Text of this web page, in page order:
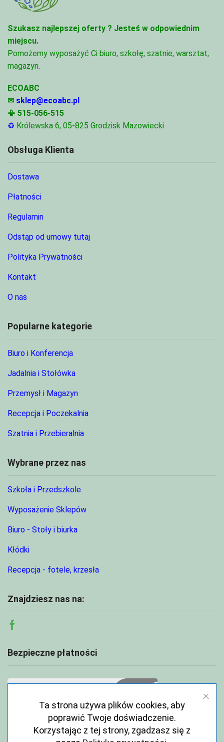
Szukasz najlepszej oferty ? Jesteś w odpowiednim
miejscu.
Pomożemy wyposażyć Ci biuro, szkołę, szatnie, warsztat,
magazyn.
ECOABC
✉ sklep@ecoabc.pl
📳 515-056-515
♻ Królewska 6, 05-825 Grodzisk Mazowiecki
Obsługa Klienta
Dostawa
Płatności
Regulamin
Odstąp od umowy tutaj
Polityka Prywatności
Kontakt
O nas
Popularne kategorie
Biuro i Konferencja
Jadalnia i Stołówka
Przemysł i Magazyn
Recepcja i Poczekalnia
Szatnia i Przebieralnia
Wybrane przez nas
Szkoła i Przedszkole
Wyposażenie Sklepów
Biuro - Stoły i biurka
Kłódki
Recepcja - fotele, krzesła
Znajdziesz nas na:
Facebook
Bezpieczne płatności
Ta strona używa plików cookies, aby
poprawić Twoje doświadczenie.
Korzystając z tej strony, zgadzasz się z